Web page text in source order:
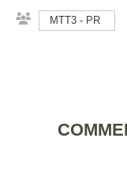
MTT3 - PR